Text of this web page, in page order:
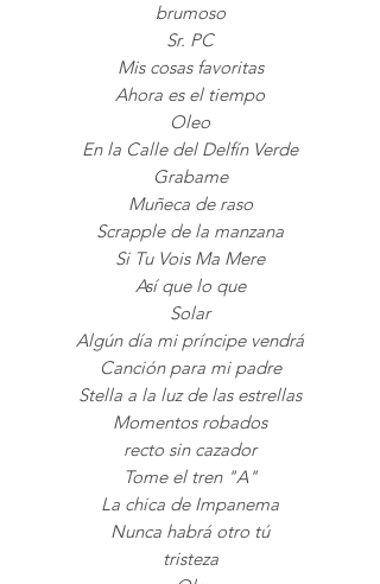
brumoso
Sr. PC
Mis cosas favoritas
Ahora es el tiempo
Oleo
En la Calle del Delfín Verde
Grabame
Muñeca de raso
Scrapple de la manzana
Si Tu Vois Ma Mere
Así que lo que
Solar
Algún día mi príncipe vendrá
Canción para mi padre
Stella a la luz de las estrellas
Momentos robados
recto sin cazador
Tome el tren "A"
La chica de Impanema
Nunca habrá otro tú
tristeza